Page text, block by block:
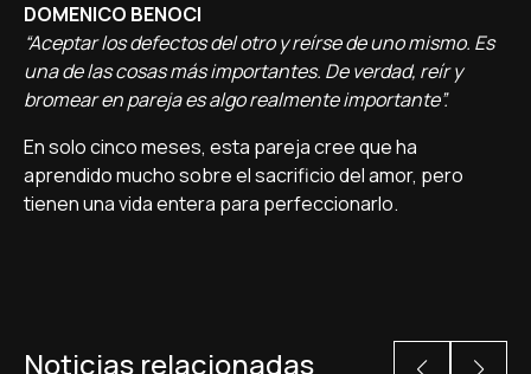
DOMENICO BENOCI
“Aceptar los defectos del otro y reírse de uno mismo. Es
una de las cosas más importantes. De verdad, reír y
bromear en pareja es algo realmente importante”.
En solo cinco meses, esta pareja cree que ha
aprendido mucho sobre el sacrificio del amor, pero
tienen una vida entera para perfeccionarlo.
Noticias relacionadas